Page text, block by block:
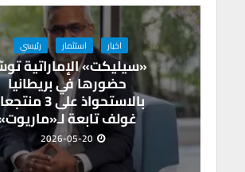
اخبار استثمار رئيسي
«سيليكت» الإماراتية
حضورها في بريطانيا
بالاستحواذ على 3
غولف تابعة
2026-05-20